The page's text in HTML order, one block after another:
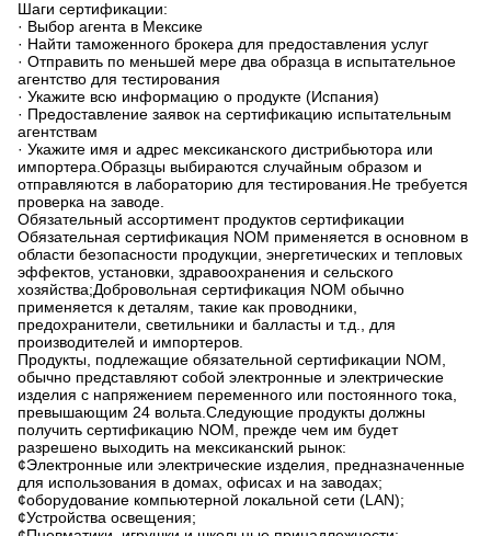
Шаги сертификации:
· Выбор агента в Мексике
· Найти таможенного брокера для предоставления услуг
· Отправить по меньшей мере два образца в испытательное
агентство для тестирования
· Укажите всю информацию о продукте (Испания)
· Предоставление заявок на сертификацию испытательным
агентствам
· Укажите имя и адрес мексиканского дистрибьютора или
импортера.Образцы выбираются случайным образом и
отправляются в лабораторию для тестирования.Не требуется
проверка на заводе.
Обязательный ассортимент продуктов сертификации
Обязательная сертификация NOM применяется в основном в
области безопасности продукции, энергетических и тепловых
эффектов, установки, здравоохранения и сельского
хозяйства;Добровольная сертификация NOM обычно
применяется к деталям, такие как проводники,
предохранители, светильники и балласты и т.д., для
производителей и импортеров.
Продукты, подлежащие обязательной сертификации NOM,
обычно представляют собой электронные и электрические
изделия с напряжением переменного или постоянного тока,
превышающим 24 вольта.Следующие продукты должны
получить сертификацию NOM, прежде чем им будет
разрешено выходить на мексиканский рынок:
¢Электронные или электрические изделия, предназначенные
для использования в домах, офисах и на заводах;
¢оборудование компьютерной локальной сети (LAN);
¢Устройства освещения;